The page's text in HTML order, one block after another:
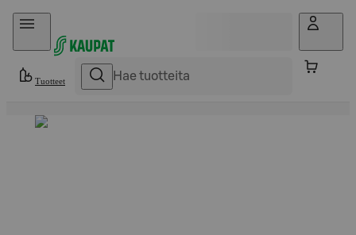
Hyppää sisältöön
Tuotteet